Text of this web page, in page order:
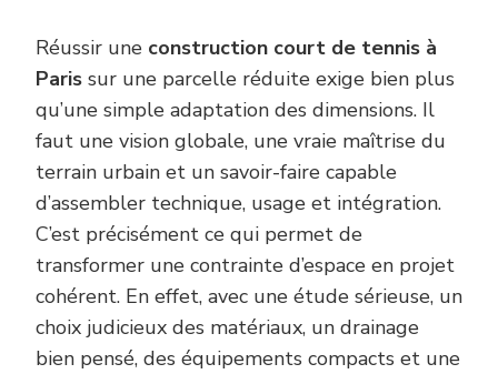
Réussir une construction court de tennis à
Paris sur une parcelle réduite exige bien plus
qu’une simple adaptation des dimensions. Il
faut une vision globale, une vraie maîtrise du
terrain urbain et un savoir-faire capable
d’assembler technique, usage et intégration.
C’est précisément ce qui permet de
transformer une contrainte d’espace en projet
cohérent. En effet, avec une étude sérieuse, un
choix judicieux des matériaux, un drainage
bien pensé, des équipements compacts et une